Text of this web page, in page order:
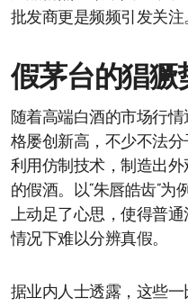
批发商更是频频引发关注
假茅台的猖獗
随着高端白酒的市场行
格屡创新高，不少不法分
利用仿制技术，制造出
的假酒。以“朱唇皓齿”为
上动足了心思，使得普
情况下难以分辨真假。
据业内人士透露，这些一